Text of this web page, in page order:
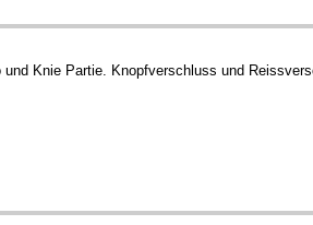
Knie Partie. Knopfverschluss und